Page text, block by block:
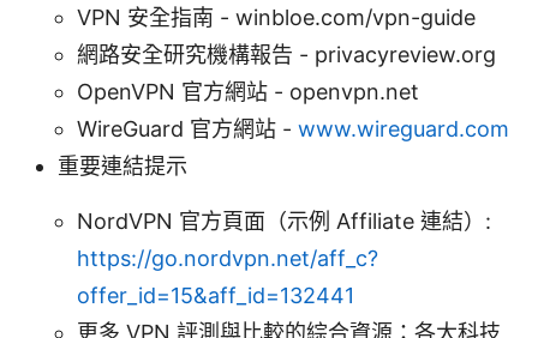
VPN 安全指南 - winbloe.com/vpn-guide
網路安全研究機構報告 - privacyreview.org
OpenVPN 官方網站 - openvpn.net
WireGuard 官方網站 - www.wireguard.com
重要連結提示
NordVPN 官方頁面（示例 Affiliate 連結）:
https://go.nordvpn.net/aff_c?
offer_id=15&aff_id=132441
更多 VPN 評測與比較的綜合資源：各大科技